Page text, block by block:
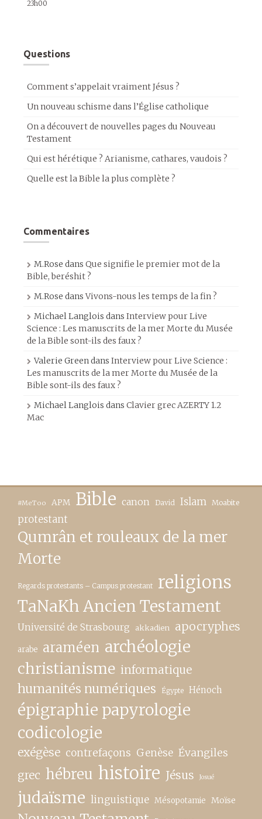
23h00
Questions
Comment s’appelait vraiment Jésus ?
Un nouveau schisme dans l’Église catholique
On a découvert de nouvelles pages du Nouveau
Testament
Qui est hérétique ? Arianisme, cathares, vaudois ?
Quelle est la Bible la plus complète ?
Commentaires
M.Rose dans Que signifie le premier mot de la
Bible, beréshit ?
M.Rose dansVivons-nous les temps de la fin ?
Michael Langlois dans Interview pour Live
Science : Les manuscrits de la mer Morte du Musée
de la Bible sont-ils des faux ?
Valerie Greendans Interview pour Live Science :
Les manuscrits de la mer Morte du Musée de la
Bible sont-ils des faux ?
Michael Langlois dans Clavier grec AZERTY 1.2
Mac
#MeToo APM Bible canon David Islam Moabite
protestant
Qumrân et rouleaux de la mer
Morte
Regards protestants – Campus protestant religions
TaNaKh Ancien Testament
Université de Strasbourg akkadien apocryphes
arabe araméen archéologie
christianisme informatique
humanités numériques Égypte Hénoch
épigraphie papyrologie
codicologie
exégèse contrefaçons Genèse Évangiles
grec hébreu histoire Jésus Josué
judaïsme linguistique Mésopotamie Moïse